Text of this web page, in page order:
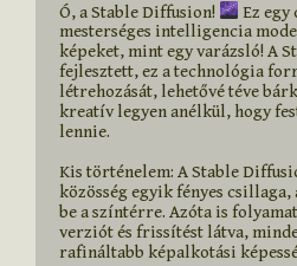
Ó, a Stable Diffusion!
Ez
mesterséges intelligencia
képeket, mint egy varázsló! A
fejlesztett, ez a technológia
létrehozását, lehetővé téve
kreatív legyen anélkül, hogy
lennie.
Kis történelem: A Stable
közösség egyik fényes
be a színtérre. Azóta is
verziót és frissítést látva,
rafináltabb képalkotási